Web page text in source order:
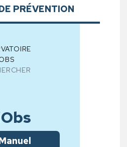
PRÉVENTION